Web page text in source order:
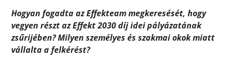
Hogyan fogadta az Effekteam megkeresését, hogy
vegyen részt az Effekt 2030 díj idei pályázatának
zsűrijében? Milyen személyes és szakmai okok miatt
vállalta a felkérést?